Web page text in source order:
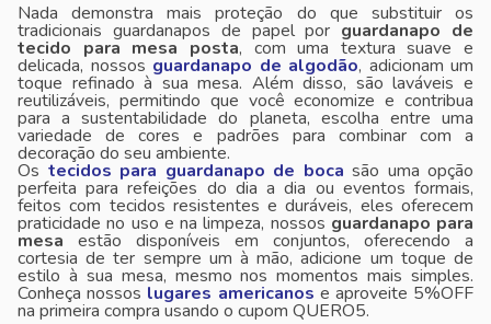
Nada demonstra mais proteção do que substituir os
tradicionais guardanapos de papel por guardanapo de
tecido para mesa posta, com uma textura suave e
delicada, nossos guardanapo de algodão, adicionam um
toque refinado à sua mesa. Além disso, são laváveis ​​e
reutilizáveis, permitindo que você economize e contribua
para a sustentabilidade do planeta, escolha entre uma
variedade de cores e padrões para combinar com a
decoração do seu ambiente.
Os tecidos para guardanapo de boca são uma opção
perfeita para refeições do dia a dia ou eventos formais,
feitos com tecidos resistentes e duráveis, eles oferecem
praticidade no uso e na limpeza, nossos guardanapo para
mesa estão disponíveis em conjuntos, oferecendo a
cortesia de ter sempre um à mão, adicione um toque de
estilo à sua mesa, mesmo nos momentos mais simples.
Conheça nossos lugares americanos e aproveite 5%OFF
na primeira compra usando o cupom QUERO5.